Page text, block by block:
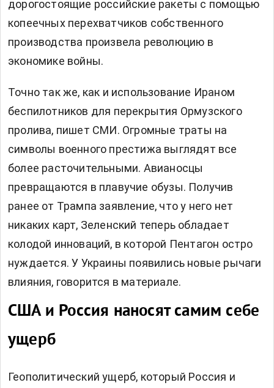
дорогостоящие российские ракеты с помощью
копеечных перехватчиков собственного
производства произвела революцию в
экономике войны.
Точно так же, как и использование Ираном
беспилотников для перекрытия Ормузского
пролива, пишет СМИ. Огромные траты на
символы военного престижа выглядят все
более расточительными. Авианосцы
превращаются в плавучие обузы. Получив
ранее от Трампа заявление, что у него нет
никаких карт, Зеленский теперь обладает
колодой инноваций, в которой Пентагон остро
нуждается. У Украины появились новые рычаги
влияния, говорится в материале.
США и Россия наносят самим себе
ущерб
Геополитический ущерб, который Россия и